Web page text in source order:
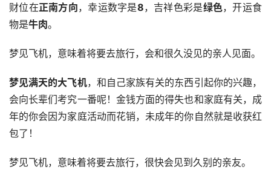
财位在正南方向，幸运数字是8，吉祥色彩是绿色，开运食
物是牛肉。
梦见飞机，意味着将要去旅行，会和很久没见的亲人见面。
梦见满天的大飞机，和自己家族有关的东西引起你的兴趣，
会向长辈们考究一番呢！金钱方面的得失也和家庭有关，成
年的你会因为家庭活动而花销，未成年的你自然就是收获红
包了！
梦见飞机，意味着将要去旅行，很快会见到久别的亲友。